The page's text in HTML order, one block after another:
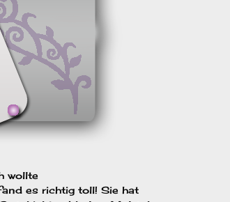
wollte
es richtig toll! Sie hat